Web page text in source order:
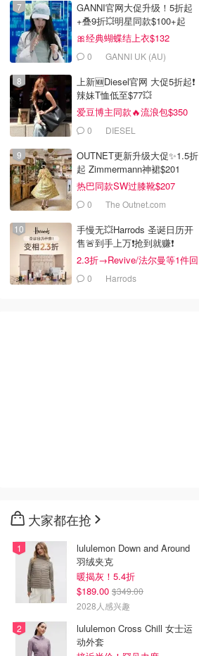
42240
F1 赛车模
Amazon澳洲亚马逊
去购买
$24.99
Lego 75400 星球大战绝
地战机积木 含蓝色光剑
GANNI官网大促升级！5折起
+叠9折💥明星同款$100+起
🎀经典蝴蝶结上衣$132
0 GANNI UK (AU)
上新🆕Diesel官网 大促5折起❗️
辣妹T恤低至$77💥
爱豆博主同款🔥流浪包$350
0 DIESEL
OUTNET更新升级大促✨1.5折
起 Zimmermann神裙$201
热巴同款SW过膝靴$207
0 The Outnet.com
手慢无💥Harrods 圣诞日历开
售🚨到手上万❗️抢到就赚❗️
2.3折→Revive/法尔曼等1件回
本！0 Harrods
大家都在抢
lululemon Down and Around
羽绒夹克
暖揭灰！5.4折
$189.00 $349.00
2028人感兴趣
lululemon Cross Chill 女士运
动外套